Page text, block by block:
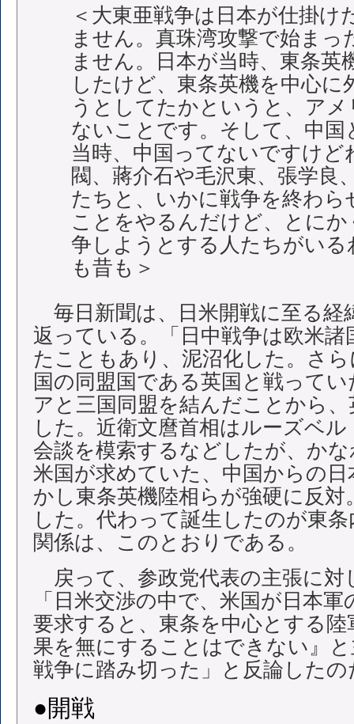
＜大東亜戦争は日本が仕掛け
ません。真珠湾攻撃で始ま
ません。日本が当時、東条英
したけど、東条英機を中心に
うとしてたかというと、ア
ないことです。そして、中国
当時、中国ってないですけど
閥、蔣介石や毛沢東、張学良
たちと、いかに戦争を終わ
ことをやるんだけど、とに
争しようとする人たちがい
も昔も＞
毎日新聞は、日米開戦に至る経
返っている。「日中戦争は欧米
たこともあり、泥沼化した。さ
国の同盟国である英国と戦って
アと三国同盟を結んだことから
した。近衛文麿首相はルーズベ
会談を模索するなどしたが、か
米国が求めていた、中国からの
かし東条英機陸相らが強硬に反対
した。代わって誕生したのが東
関係は、このとおりである。
戻って、参政党代表の主張に対
「日米交渉の中で、米国が日本
要求すると、東条を中心とする
果を無にすることはできない』
戦争に踏み切った」と反論した
●開戦